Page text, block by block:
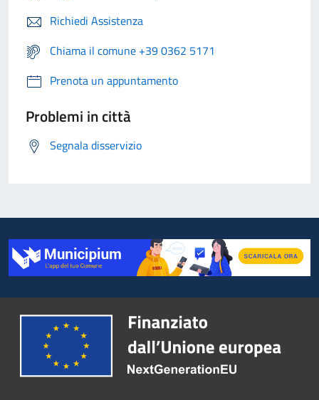
Richiedi Assistenza
Chiama il comune +39 0362 5171
Prenota un appuntamento
Problemi in città
Segnala disservizio